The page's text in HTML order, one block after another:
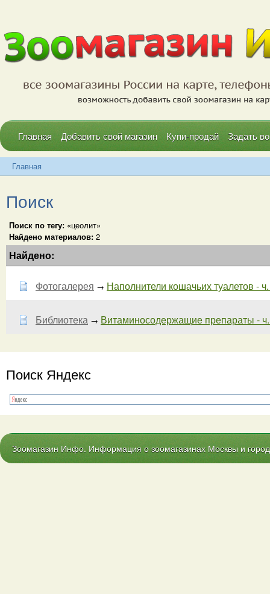
Главная Добавить свой магазин Купи-продай Задать
Главная
Поиск
Поиск по тегу: «цеолит»
Найдено материалов: 2
Найдено:
Фотогалерея → Наполнители кошачьих туалетов -
Библиотека → Витаминосодержащие препараты -
Поиск Яндекс
Зоомагазин Инфо. Информация о зоомагазинах Москвы и